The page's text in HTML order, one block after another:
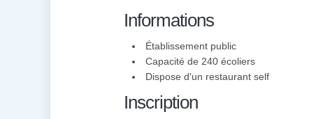
Informations
Établissement public
Capacité de 240 écoliers
Dispose d'un restaurant self
Inscription